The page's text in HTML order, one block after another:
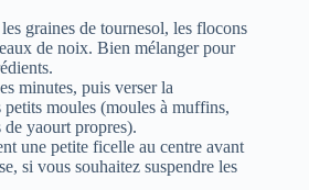
graines de tournesol, les flocons
de noix. Bien mélanger pour
minutes, puis verser la
petits moules (moules à muffins,
yaourt propres).
une petite ficelle au centre avant
si vous souhaitez suspendre les